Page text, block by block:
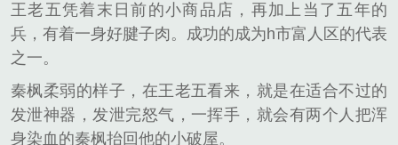
王老五凭着末日前的小商品店，再加上当了五年的
兵，有着一身好腱子肉。成功的成为h市富人区的代表
之一。
秦枫柔弱的样子，在王老五看来，就是在适合不过的
发泄神器，发泄完怒气，一挥手，就会有两个人把浑
身染血的秦枫抬回他的小破屋。